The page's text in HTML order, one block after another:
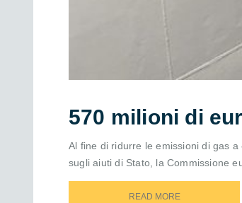
570 milioni di
Al fine di ridurre le emissioni di gas
sugli aiuti di Stato, la Commissione
READ MORE